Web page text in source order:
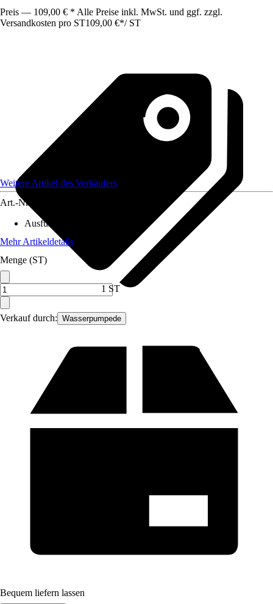
Preis — 109,00 € * Alle Preise inkl. MwSt. und ggf. zzgl.
Versandkosten pro ST109,00 €*/ ST
Verkauf durch: Wasserpumpede
Weitere Artikel des Verkäufers
Art.-Nr.
Ausführung
Mehr Artikeldetails
Menge (ST)
1 ST
Bequem liefern lassen